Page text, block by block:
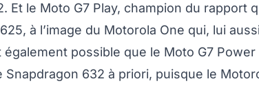
Et le Moto G7 Play, champion du rapport
à l’image du Motorola One qui, lui
également possible que le Moto G7
Snapdragon 632 à priori, puisque le